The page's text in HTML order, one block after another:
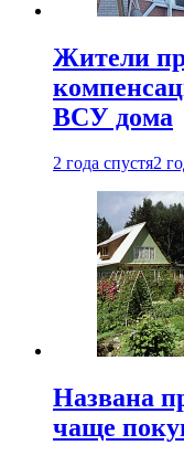
Жители
ВСУ дома
2 года спустя2
Названа
чаще